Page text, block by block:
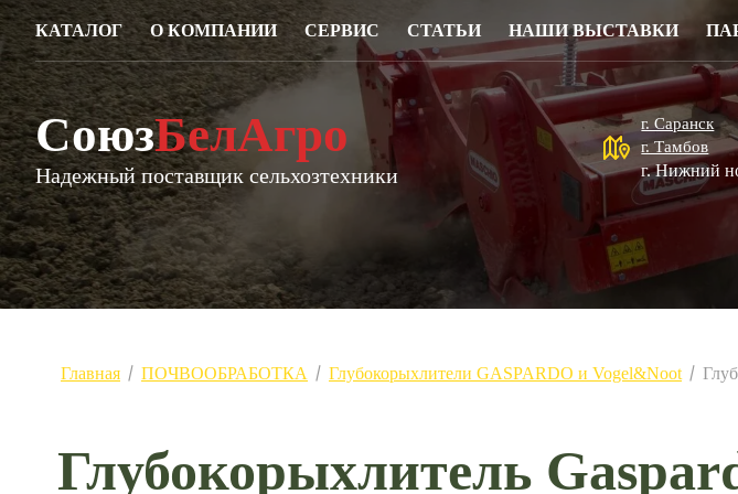
КАТАЛОГ О КОМПАНИИ СЕРВИС СТАТЬИ НАШИ ВЫСТАВКИ
СоюзБелАгро
Надежный поставщик сельхозтехники
г. Саранск
г. Тамбов
г. Нижний
Главная / ПОЧВООБРАБОТКА / Глубокорыхлители GASPARDO и Vogel&Noot /
Глубокорыхлитель